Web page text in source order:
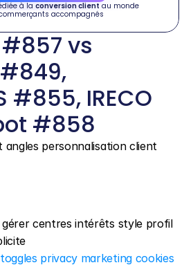
à la conversion client au monde
accompagnés
#857 vs
#849,
#855, IRECO
#858
personnalisation client
centres intérêts style profil
toggles privacy marketing cookies